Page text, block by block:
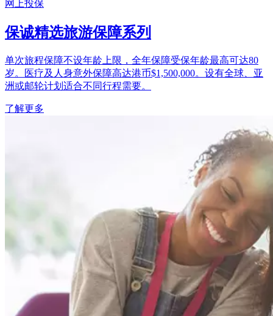
网上投保
保诚精选旅游保障系列
单次旅程保障不设年龄上限，全年保障受保年龄最高可达80
岁。医疗及人身意外保障高达港币$1,500,000。设有全球、亚
洲或邮轮计划适合不同行程需要。
了解更多